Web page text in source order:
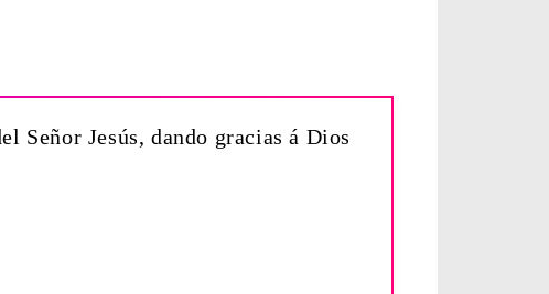
Señor Jesús, dando gracias á Dios